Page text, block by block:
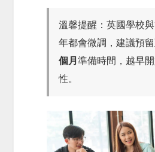
溫馨提醒：英國學校
年都會微調，建議預
個月準備時間，越早
性。